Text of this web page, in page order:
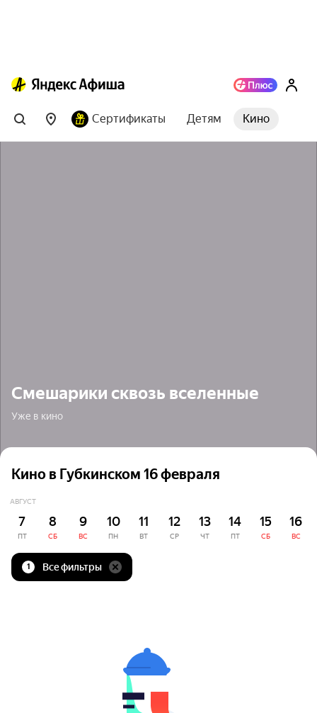
Сертификаты Детям Кино
Смешарики сквозь вселенные
Уже в кино
Кино в Губкинском 16 февраля
АВГУСТ
7
ПТ
8
СБ
9
ВС
10
ПН
11
ВТ
12
СР
13
ЧТ
14
ПТ
15
СБ
16
ВС
1 Все фильтры